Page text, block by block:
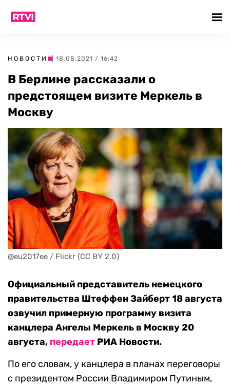
НОВОСТИ | 18.08.2021 / 16:42
В Берлине рассказали о
предстоящем визите Меркель в
Москву
@eu2017ee / Flickr (CC BY 2.0)
Официальный представитель немецкого
правительства Штеффен Зайберт 18 августа
озвучил примерную программу визита
канцлера Ангелы Меркель в Москву 20
августа, передает РИА Новости.
По его словам, у канцлера в планах переговоры
с президентом России Владимиром Путиным,